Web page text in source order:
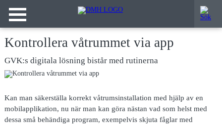
Kontrollera våtrummet via app
GVK:s digitala lösning bistår med rutinerna
Kan man säkerställa korrekt våtrumsinstallation med hjälp av en
mobilapplikation, nu när man kan göra nästan vad som helst med
dessa små behändiga program, exempelvis skjuta fåglar med